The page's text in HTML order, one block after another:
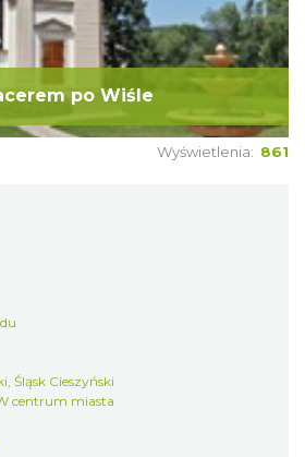
po Wiśle
Wyświetlenia: 861
Śląsk Cieszyński
centrum miasta